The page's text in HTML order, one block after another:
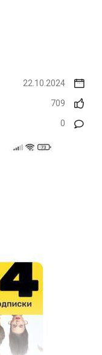
22.10.2024
709
0